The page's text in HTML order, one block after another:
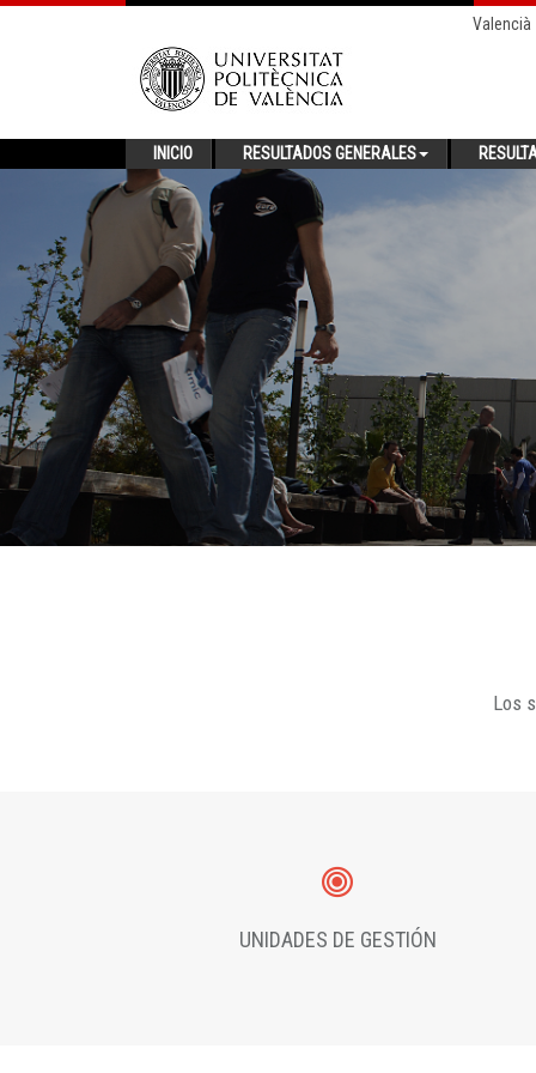
Valencià
INICIO RESULTADOS GENERALES
Los
UNIDADES DE GESTIÓN